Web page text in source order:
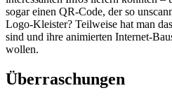
sogar einen QR-Code, der so
Logo-Kleister? Teilweise hat man
sind und ihre animierten Internet-
wollen.
Überraschungen